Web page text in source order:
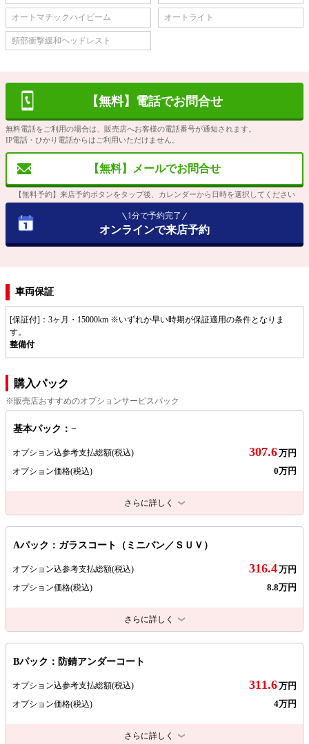
オートマチックハイビーム オートライト
頸部衝撃緩和ヘッドレスト
【無料】電話でお問合せ
無料電話をご利用の場合は、販売店へお客様の電話番号が通知されます。
IP電話・ひかり電話からはご利用いただけません。
【無料】メールでお問合せ
【無料予約】来店予約ボタンをタップ後、カレンダーから日時を選択してください
1分で予約完了
オンラインで来店予約
車両保証
[保証付]：3ヶ月・15000km ※いずれか早い時期が保証適用の条件となりま
す。
整備付
購入パック
※販売店おすすめのオプションサービスパック
基本パック：−
オプション込参考支払総額(税込) 307.6万円
オプション価格(税込) 0万円
さらに詳しく
Aパック：ガラスコート（ミニバン／ＳＵＶ）
オプション込参考支払総額(税込) 316.4万円
オプション価格(税込) 8.8万円
さらに詳しく
Bパック：防錆アンダーコート
オプション込参考支払総額(税込) 311.6万円
オプション価格(税込) 4万円
さらに詳しく